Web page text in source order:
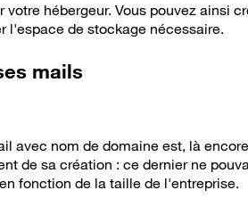
votre hébergeur. Vous pouvez ainsi
l'espace de stockage nécessaire.
mails
avec nom de domaine est, là
de sa création : ce dernier ne
fonction de la taille de l'entreprise.